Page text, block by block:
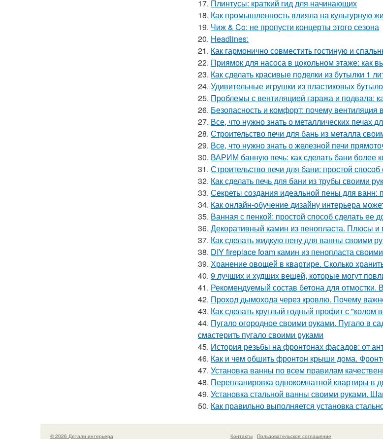
17. Плинтусы: краткий гид для начинающих
18. Как промышленность влияла на культурную
19. Чиж & Co: не пропусти концерты этого сезона
20. Headlines:
21. Как гармонично совместить гостиную и
22. Приямок для насоса в цокольном этаже: как
23. Как сделать красивые поделки из бутылки 1
24. Удивительные игрушки из пластиковых
25. Проблемы с вентиляцией гаража и подвала:
26. Безопасность и комфорт: почему
27. Все, что нужно знать о металлических печах
28. Строительство печи для бань из металла
29. Все, что нужно знать о железной печи
30. ВАРИМ банную печь: как сделать бани более
31. Строительство печи для бани: простой способ
32. Как сделать печь для бани из трубы своими
33. Секреты создания идеальной пены для ванн:
34. Как онлайн-обучение дизайну интерьера
35. Ванная с пенкой: простой способ сделать ее
36. Декоративный камин из пенопласта. Плюсы
37. Как сделать жидкую пену для ванны своими
38. DIY fireplace foam камин из пенопласта
39. Хранение овощей в квартире. Сколько
40. 9 лучших и худших вещей, которые могут
41. Рекомендуемый состав бетона для
42. Проход дымохода через кровлю. Почему
43. Как сделать круглый годный профит с "колом
44. Пугало огородное своими руками. Пугало в
смастерить пугало своими руками
45. История резьбы на фронтонах фасадов: от
46. Как и чем обшить фронтон крыши дома.
47. Установка ванны по всем правилам
48. Перепланировка однокомнатной квартиры в
49. Установка стальной ванны своими руками.
50. Как правильно выполняется установка
© 2026 Детали интерьера Контакты Пользовательское соглашение